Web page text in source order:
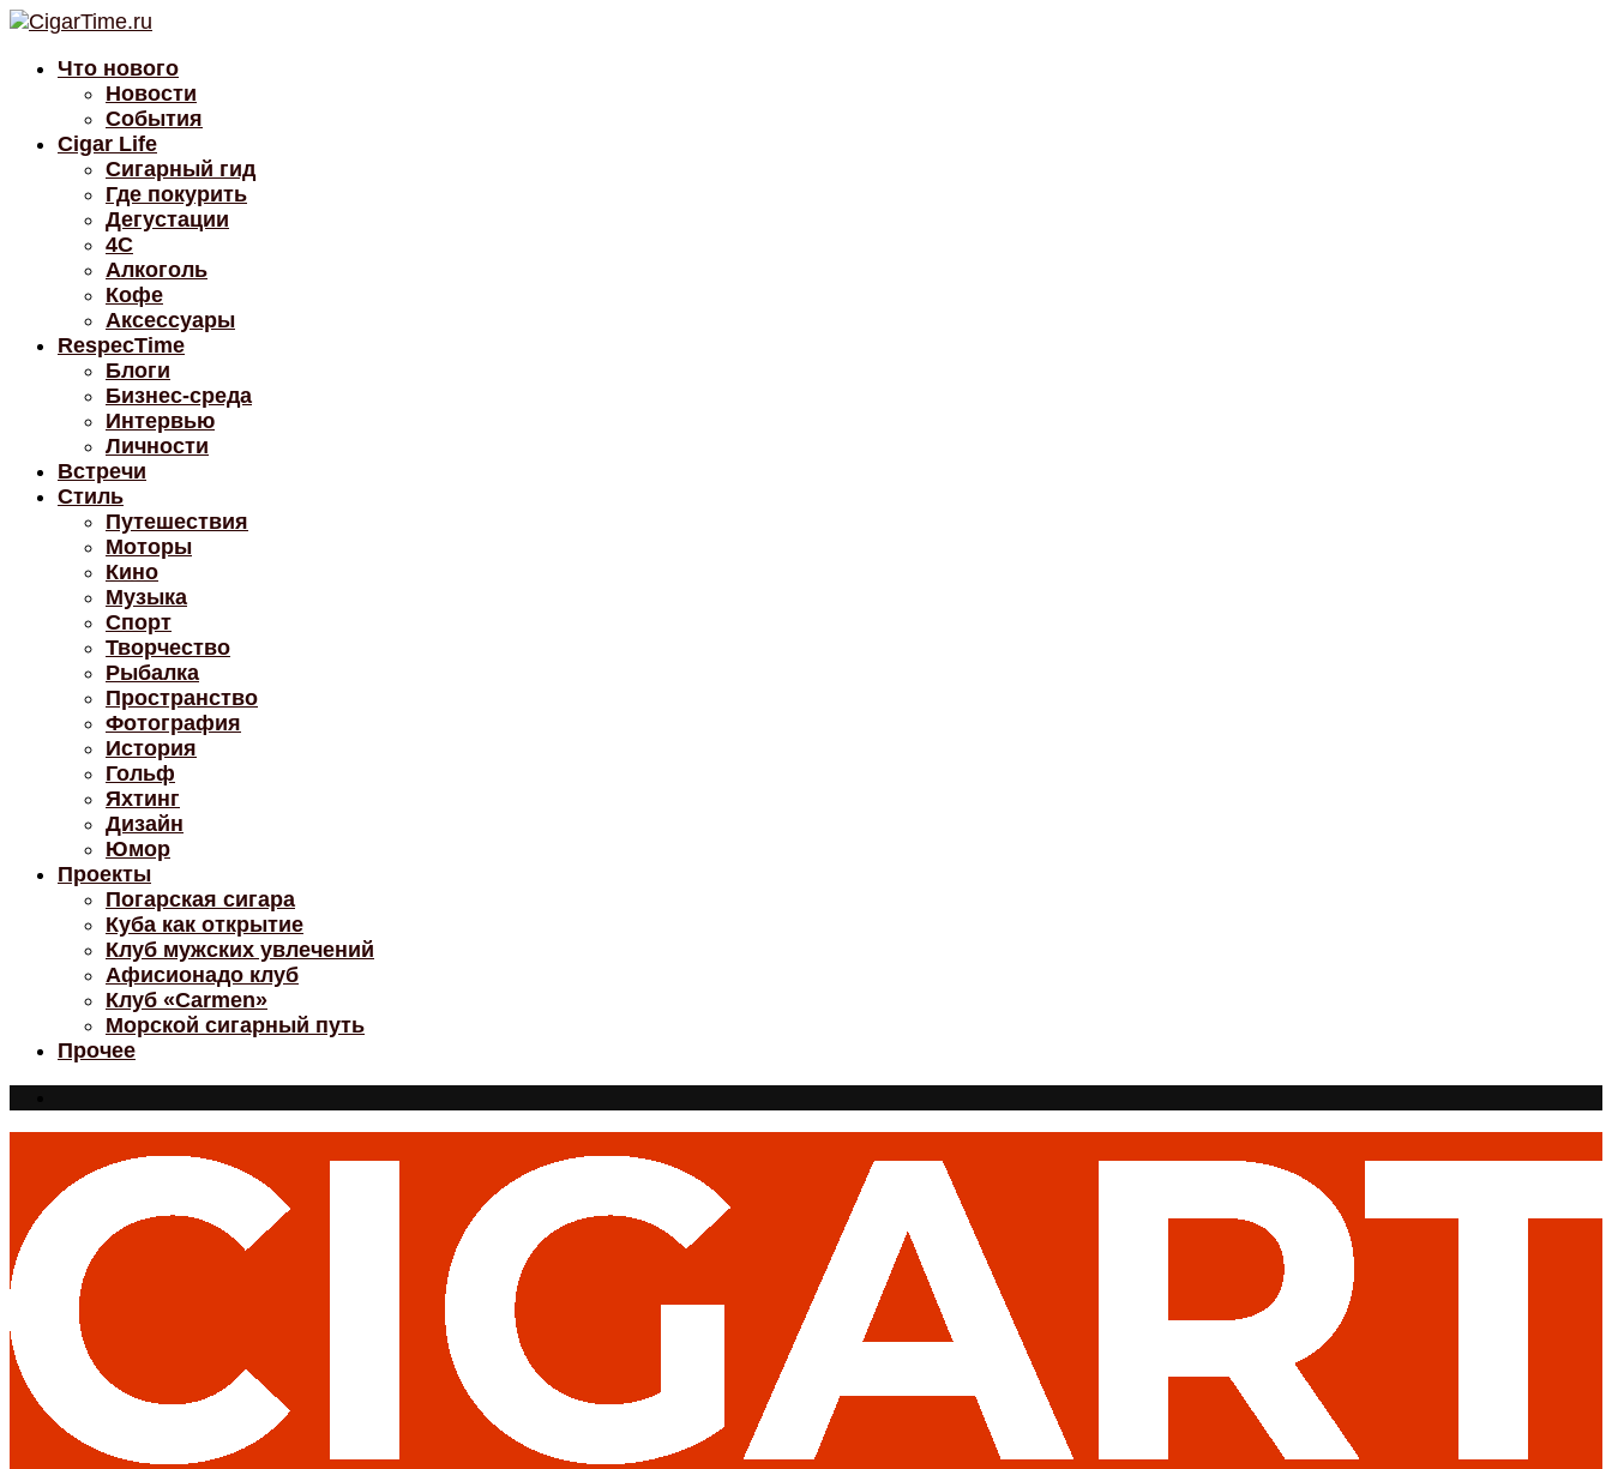
Что нового
Новости
События
Cigar Life
Сигарный гид
Где покурить
Дегустации
4C
Алкоголь
Кофе
Аксессуары
RespecTime
Блоги
Бизнес-среда
Интервью
Личности
Встречи
Стиль
Путешествия
Моторы
Кино
Музыка
Спорт
Творчество
Рыбалка
Пространство
Фотография
История
Гольф
Яхтинг
Дизайн
Юмор
Проекты
Погарская сигара
Куба как открытие
Клуб мужских увлечений
Афисионадо клуб
Клуб «Carmen»
Морской сигарный путь
Прочее